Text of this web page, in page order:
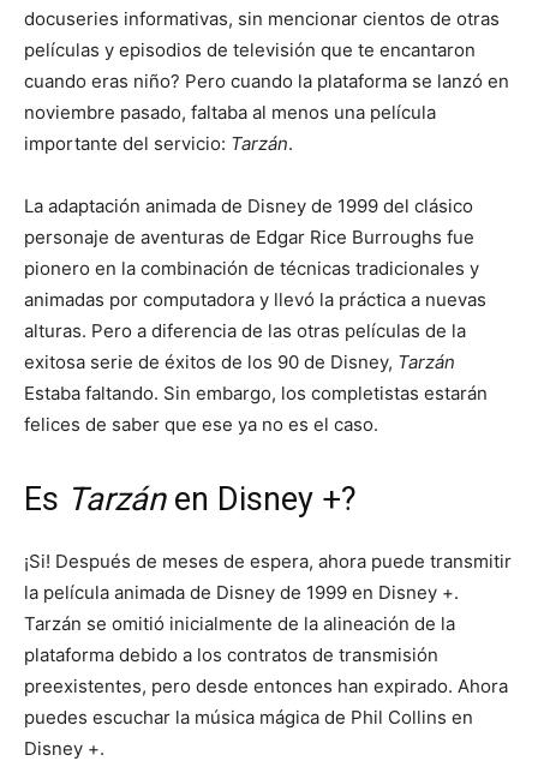
docuseries informativas, sin mencionar cientos de otras
películas y episodios de televisión que te encantaron
cuando eras niño? Pero cuando la plataforma se lanzó en
noviembre pasado, faltaba al menos una película
importante del servicio: Tarzán.
La adaptación animada de Disney de 1999 del clásico
personaje de aventuras de Edgar Rice Burroughs fue
pionero en la combinación de técnicas tradicionales y
animadas por computadora y llevó la práctica a nuevas
alturas. Pero a diferencia de las otras películas de la
exitosa serie de éxitos de los 90 de Disney, Tarzán
Estaba faltando. Sin embargo, los completistas estarán
felices de saber que ese ya no es el caso.
Es Tarzánen Disney +?
¡Si! Después de meses de espera, ahora puede transmitir
la película animada de Disney de 1999 en Disney +.
Tarzán se omitió inicialmente de la alineación de la
plataforma debido a los contratos de transmisión
preexistentes, pero desde entonces han expirado. Ahora
puedes escuchar la música mágica de Phil Collins en
Disney +.